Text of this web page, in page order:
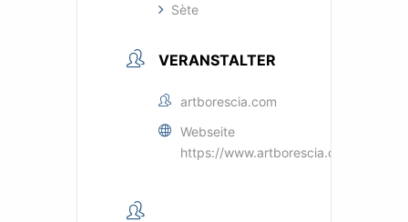
Sète
VERANSTALTER
artborescia.com
Webseite
https://www.artborescia.com/